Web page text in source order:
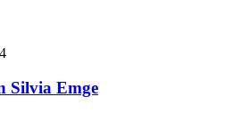
Silvia Emge